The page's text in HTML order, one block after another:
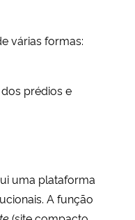
várias formas:
prédios e
uma plataforma
A função